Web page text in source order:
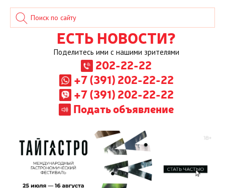
ЕСТЬ НОВОСТИ?
Поделитесь ими с нашими зрителями
202-22-22
+7 (391) 202-22-22
+7 (391) 202-22-22
Подать объявление